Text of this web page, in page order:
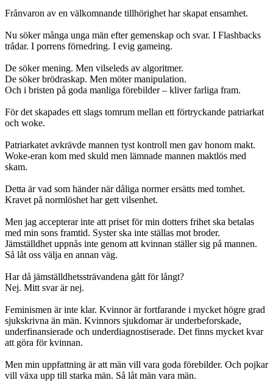
Frånvaron av en välkomnande tillhörighet har skapat ensamhet.
Nu söker många unga män efter gemenskap och svar. I Flashbacks
trådar. I porrens förnedring. I evig gameing.
De söker mening. Men vilseleds av algoritmer.
De söker brödraskap. Men möter manipulation.
Och i bristen på goda manliga förebilder – kliver farliga fram.
För det skapades ett slags tomrum mellan ett förtryckande patriarkat
och woke.
Patriarkatet avkrävde mannen tyst kontroll men gav honom makt.
Woke-eran kom med skuld men lämnade mannen maktlös med
skam.
Detta är vad som händer när dåliga normer ersätts med tomhet.
Kravet på normlöshet har gett vilsenhet.
Men jag accepterar inte att priset för min dotters frihet ska betalas
med min sons framtid. Syster ska inte ställas mot broder.
Jämställdhet uppnås inte genom att kvinnan ställer sig på mannen.
Så låt oss välja en annan väg.
Har då jämställdhetssträvandena gått för långt?
Nej. Mitt svar är nej.
Feminismen är inte klar. Kvinnor är fortfarande i mycket högre grad
sjukskrivna än män. Kvinnors sjukdomar är underbeforskade,
underfinansierade och underdiagnostiserade. Det finns mycket kvar
att göra för kvinnan.
Men min uppfattning är att män vill vara goda förebilder. Och pojkar
vill växa upp till starka män. Så låt män vara män.